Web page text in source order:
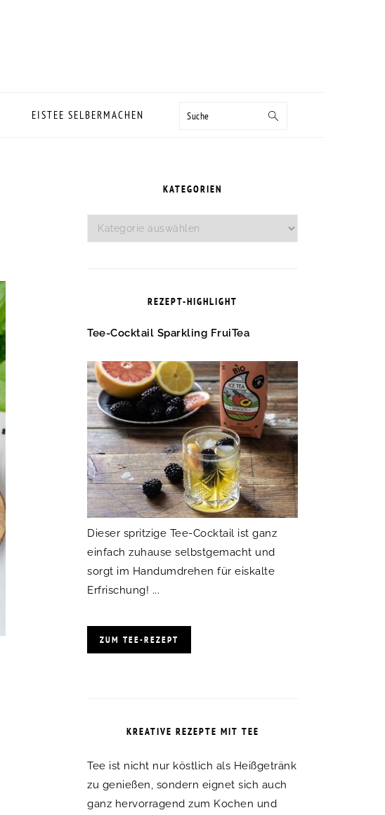
EISTEE SELBERMACHEN Suche
KATEGORIEN
Kategorien
REZEPT-HIGHLIGHT
Tee-Cocktail Sparkling FruiTea
Dieser spritzige Tee-Cocktail ist ganz
einfach zuhause selbstgemacht und
sorgt im Handumdrehen für eiskalte
Erfrischung! ...
ZUM TEE-REZEPT
KREATIVE REZEPTE MIT TEE
Tee ist nicht nur köstlich als Heißgetränk
zu genießen, sondern eignet sich auch
ganz hervorragend zum Kochen und